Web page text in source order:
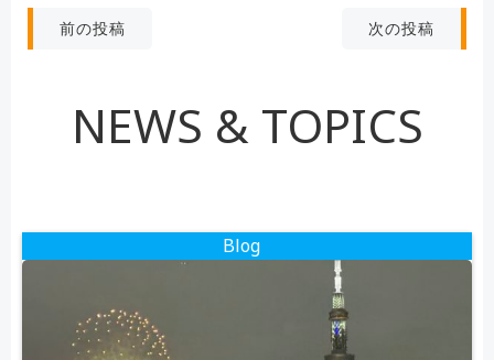
の
ま
て
投
ゲ
前の投稿
ナ
ゲ
次の投稿
NEWS & TOPICS
Blog